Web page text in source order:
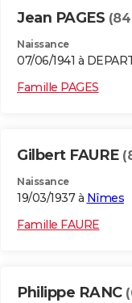
Jean PAGES
Naissance
07/06/1941 à
Famille PAGES
Gilbert FAURE
Naissance
19/03/1937 à Nîmes
Famille FAURE
Philippe RANC